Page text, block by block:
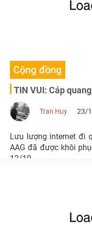
Cộng đồng
TIN VUI: Cáp
Tran Huy 23/
Lưu lượng internet đi
AAG đã được khôi
12/10.